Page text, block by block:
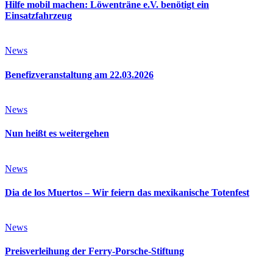
Hilfe mobil machen: Löwenträne e.V. benötigt ein
Einsatzfahrzeug
News
Benefizveranstaltung am 22.03.2026
News
Nun heißt es weitergehen
News
Dia de los Muertos – Wir feiern das mexikanische Totenfest
News
Preisverleihung der Ferry-Porsche-Stiftung